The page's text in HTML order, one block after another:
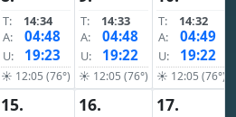
T:
14:34
A:
04:48
U: 19:23
☀ 12:05 (76°)
T:
14:33
A:
04:48
U: 19:22
☀ 12:05 (76°)
T:
14:32
A:
04:49
U: 19:22
☀ 12:05 (76°)
15. 16. 17.